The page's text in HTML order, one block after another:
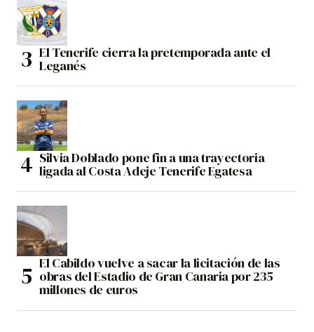
El Tenerife cierra la pretemporada ante el
Leganés
Silvia Doblado pone fin a una trayectoria
ligada al Costa Adeje Tenerife Egatesa
El Cabildo vuelve a sacar la licitación de las
obras del Estadio de Gran Canaria por 235
millones de euros